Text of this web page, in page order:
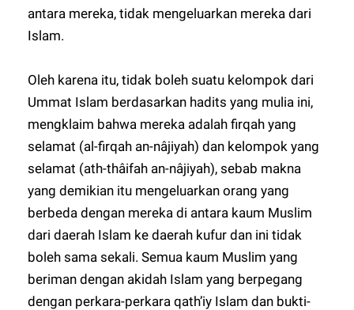
antara mereka, tidak mengeluarkan mereka dari
Islam.
Oleh karena itu, tidak boleh suatu kelompok dari
Ummat Islam berdasarkan hadits yang mulia ini,
mengklaim bahwa mereka adalah firqah yang
selamat (al-firqah an-nâjiyah) dan kelompok yang
selamat (ath-thâifah an-nâjiyah), sebab makna
yang demikian itu mengeluarkan orang yang
berbeda dengan mereka di antara kaum Muslim
dari daerah Islam ke daerah kufur dan ini tidak
boleh sama sekali. Semua kaum Muslim yang
beriman dengan akidah Islam yang berpegang
dengan perkara-perkara qath’iy Islam dan bukti-